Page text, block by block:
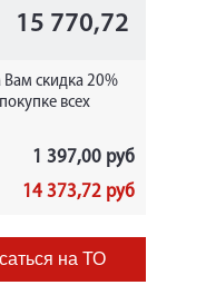
15 770,72
Вам скидка 20%
всех
1 397,00 руб
14 373,72 руб
на ТО